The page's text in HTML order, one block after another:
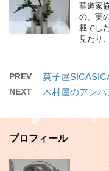
華道家
の、実
載でし
見たり
PREV 菓子屋
NEXT 木村屋のアンパ
プロフィール